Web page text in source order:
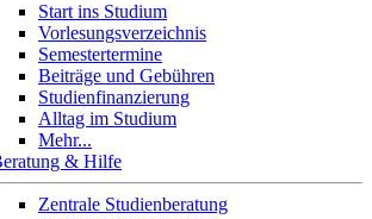
Start ins Studium
Vorlesungsverzeichnis
Semestertermine
Beiträge und Gebühren
Studienfinanzierung
Alltag im Studium
Mehr...
& Hilfe
Zentrale Studienberatung